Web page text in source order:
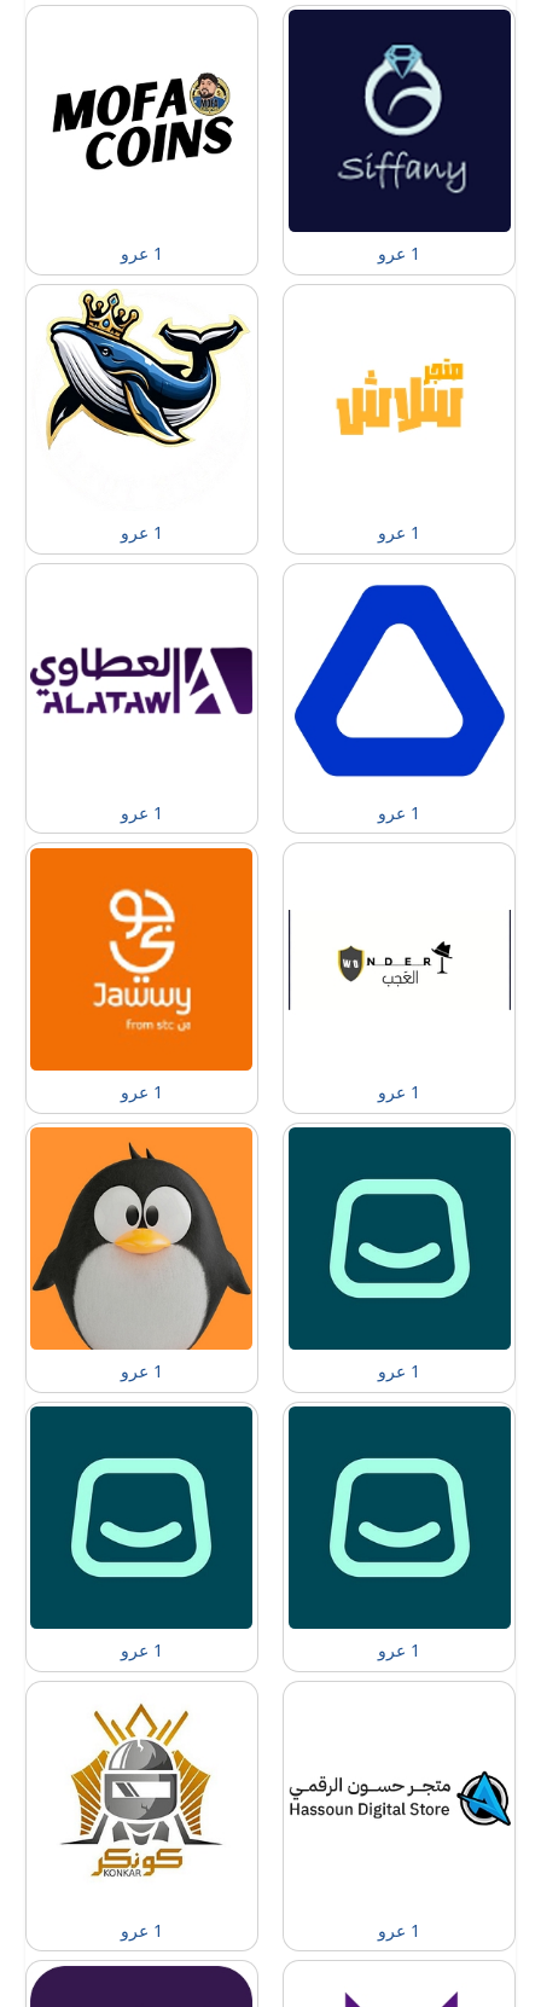
1 عرو 1 عرو
1 عرو 1 عرو
1 عرو 1 عرو
1 عرو 1 عرو
1 عرو 1 عرو
1 عرو 1 عرو
1 عرو 1 عرو